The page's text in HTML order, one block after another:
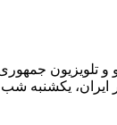
تلویزیون